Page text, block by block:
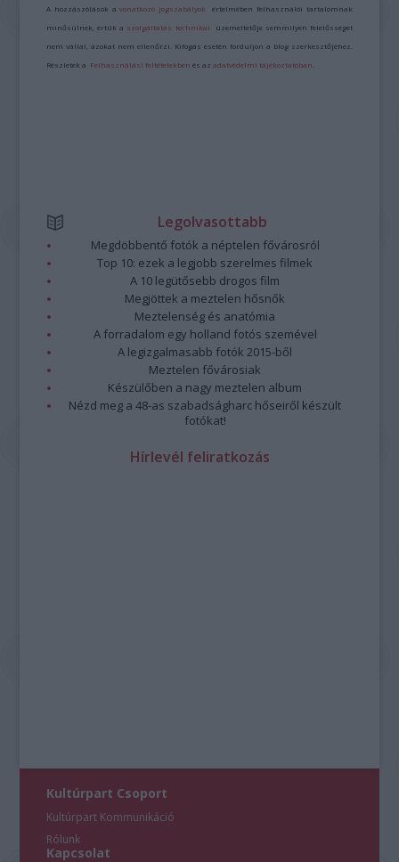
A hozzászólások avonatkozó jogszabályok értelmében felhasználói tartalomnak
minősülnek, értük a szolgáltatás technikai üzemeltetője semmilyen felelősséget
nem vállal, azokat nem ellenőrzi. Kifogás esetén forduljon a blog szerkesztőjéhez.
Részletek a Felhasználási feltételekben és azadatvédelmi tájékoztatóban
Legolvasottabb
Megdöbbentő fotók a néptelen fővárosról
Top 10: ezek a legjobb szerelmes filmek
A 10 legütősebb drogos film
Megjöttek a meztelen hősnők
Meztelenség és anatómia
A forradalom egy holland fotós szemével
A legizgalmasabb fotók 2015-ből
Meztelen fővárosiak
Készülőben a nagy meztelen album
Nézd meg a 48-as szabadságharc hőseiről készült
fotókat!
Hírlevél feliratkozás
Kultúrpart Csoport
Kultúrpart Kommunikáció
Rólunk
Kapcsolat